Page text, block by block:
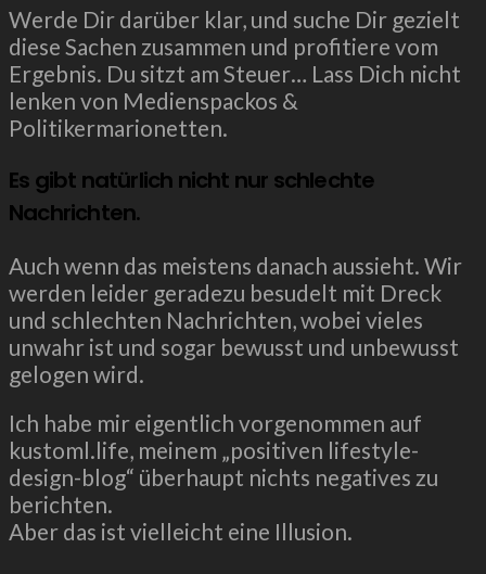
Werde Dir darüber klar, und suche Dir gezielt
diese Sachen zusammen und profitiere vom
Ergebnis. Du sitzt am Steuer… Lass Dich nicht
lenken von Medienspackos &
Politikermarionetten.
Es gibt natürlich nicht nur schlechte
Nachrichten.
Auch wenn das meistens danach aussieht. Wir
werden leider geradezu besudelt mit Dreck
und schlechten Nachrichten, wobei vieles
unwahr ist und sogar bewusst und unbewusst
gelogen wird.
Ich habe mir eigentlich vorgenommen auf
kustoml.life, meinem „positiven lifestyle-
design-blog“ überhaupt nichts negatives zu
berichten.
Aber das ist vielleicht eine Illusion.